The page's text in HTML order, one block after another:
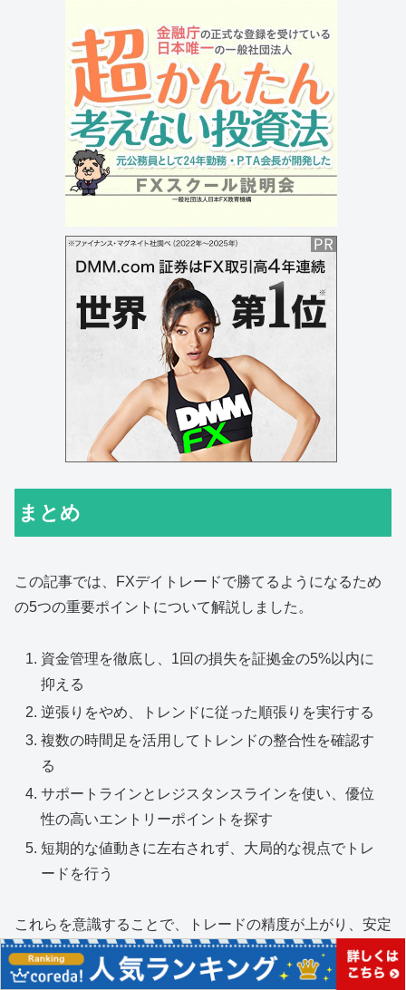
まとめ
この記事では、FXデイトレードで勝てるようになるため
の5つの重要ポイントについて解説しました。
資金管理を徹底し、1回の損失を証拠金の5%以内に
抑える
逆張りをやめ、トレンドに従った順張りを実行する
複数の時間足を活用してトレンドの整合性を確認す
る
サポートラインとレジスタンスラインを使い、優位
性の高いエントリーポイントを探す
短期的な値動きに左右されず、大局的な視点でトレ
ードを行う
これらを意識することで、トレードの精度が上がり、安定
した利益を目指すことができます。FXデイトレードで
は、戦略とメンタルの両方が成功のカギを握っています。